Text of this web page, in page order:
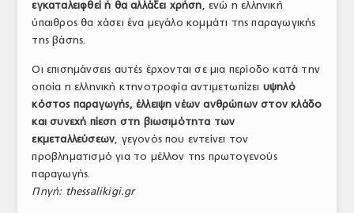
εγκαταλειφθεί ή θα αλλάξει χρήση, ενώ η ελληνική
ύπαιθρος θα χάσει ένα μεγάλο κομμάτι της παραγωγικής
της βάσης.
Οι επισημάνσεις αυτές έρχονται σε μια περίοδο κατά την
οποία η ελληνική κτηνοτροφία αντιμετωπίζει υψηλό
κόστος παραγωγής, έλλειψη νέων ανθρώπων στον κλάδο
και συνεχή πίεση στη βιωσιμότητα των
εκμεταλλεύσεων, γεγονός που εντείνει τον
προβληματισμό για το μέλλον της πρωτογενούς
παραγωγής.
Πηγή: thessalikigi.gr